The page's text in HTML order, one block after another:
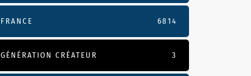
FRANCE 6814
GÉNÉRATION CRÉATEUR 3